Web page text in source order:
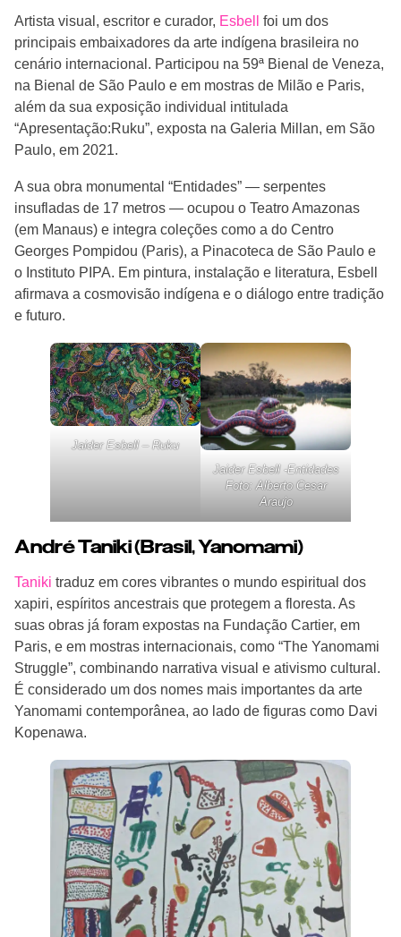
Artista visual, escritor e curador, Esbell
foi um dos
principais embaixadores da arte indígena brasileira no
cenário internacional. Participou na 59ª Bienal de Veneza,
na Bienal de São Paulo e em mostras de Milão e Paris,
além da sua exposição individual intitulada
“Apresentação:Ruku”, exposta na Galeria Millan, em São
Paulo, em 2021.
A sua obra monumental “Entidades” — serpentes
insufladas de 17 metros — ocupou o Teatro Amazonas
(em Manaus) e integra coleções como a do Centro
Georges Pompidou (Paris), a Pinacoteca de São Paulo e
o Instituto PIPA. Em pintura, instalação e literatura, Esbell
afirmava a cosmovisão indígena e o diálogo entre tradição
e futuro.
Jaider Esbell – Ruku
Jaider Esbell -Entidades
Foto: Alberto Cesar
Araujo
André Taniki (Brasil, Yanomami)
Taniki traduz em cores vibrantes o mundo espiritual dos
xapiri, espíritos ancestrais que protegem a floresta. As
suas obras já foram expostas na Fundação Cartier, em
Paris, e em mostras internacionais, como “The Yanomami
Struggle”, combinando narrativa visual e ativismo cultural.
É considerado um dos nomes mais importantes da arte
Yanomami contemporânea, ao lado de figuras como Davi
Kopenawa.